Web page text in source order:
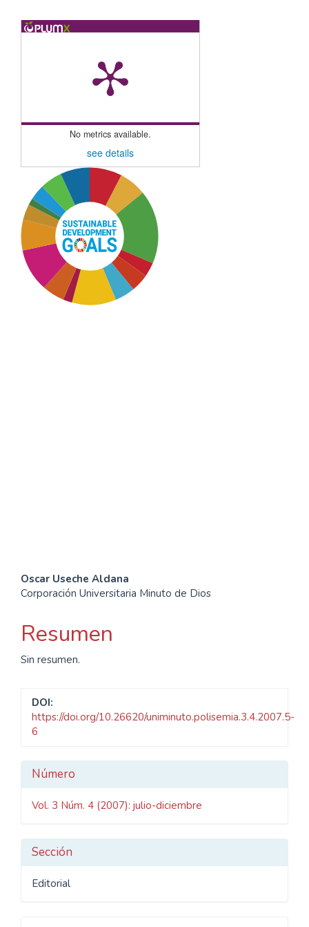
No metrics available.
see details
Contenido
principal
del
artículo
Oscar Useche Aldana
Corporación Universitaria Minuto de Dios
Resumen
Sin resumen.
DOI:
https://doi.org/10.26620/uniminuto.polisemia.3.4.2007.5-
6
Detalles
del
Número
Vol. 3 Núm. 4 (2007): julio-diciembre
Sección
Editorial